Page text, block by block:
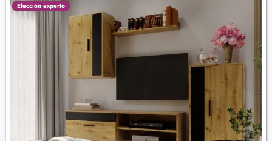
Elección experto